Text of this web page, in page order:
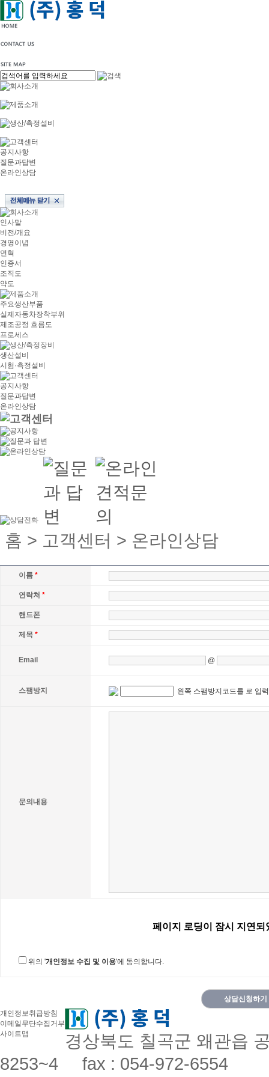
공지사항
질문과답변
온라인상담
인사말
비전/개요
경영이념
연혁
인증서
조직도
약도
주요생산부품
실제자동차장착부위
제조공정 흐름도
프로세스
생산설비
시험·측정설비
공지사항
질문과답변
온라인상담
홈 > 고객센터 > 온라인상담
이름 *
연락처 *
핸드폰
제목 *
Email @
스팸방지 왼쪽 스팸방지코드를 로 입
문의내용
위의 '개인정보 수집 및 이용'에 동의합니다.
상담신청하기
개인정보취급방침
이메일무단수집거부
사이트맵
경상북도 칠곡군 왜관읍
8253~4 fax : 054-972-6554